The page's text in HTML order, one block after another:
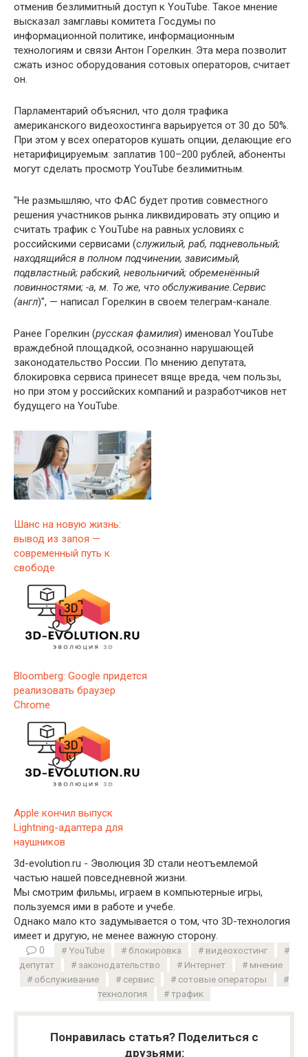
отменив безлимитный доступ к YouTube. Такое мнение
высказал замглавы комитета Госдумы по
информационной политике, информационным
технологиям и связи Антон Горелкин. Эта мера позволит
сжать износ оборудования сотовых операторов, считает
он.
Парламентарий объяснил, что доля трафика
американского видеохостинга варьируется от 30 до 50%.
При этом у всех операторов кушать опции, делающие его
нетарифицируемым: заплатив 100–200 рублей, абоненты
могут сделать просмотр YouTube безлимитным.
"Не размышляю, что ФАС будет против совместного
решения участников рынка ликвидировать эту опцию и
считать трафик с YouTube на равных условиях с
российскими сервисами (служилый, раб, подневольный;
находящийся в полном подчинении, зависимый,
подвластный; рабский, невольничий; обременённый
повинностями; -а, м. То же, что обслуживание.Сервис
(англ)", — написал Горелкин в своем телеграм-канале.
Ранее Горелкин (русская фамилия) именовал YouTube
враждебной площадкой, осознанно нарушающей
законодательство России. По мнению депутата,
блокировка сервиса принесет вяще вреда, чем пользы,
но при этом у российских компаний и разработчиков нет
будущего на YouTube.
Шанс на новую жизнь:
вывод из запоя —
современный путь к
свободе
Bloomberg: Google придется
реализовать браузер
Chrome
Apple кончил выпуск
Lightning-адаптера для
наушников
3d-evolution.ru - Эволюция 3D стали неотъемлемой
частью нашей повседневной жизни.
Мы смотрим фильмы, играем в компьютерные игры,
пользуемся ими в работе и учебе.
Однако мало кто задумывается о том, что 3D-технология
имеет и другую, не менее важную сторону.
0
YouTube блокировка
видеохостинг
депутат
законодательство Интернет
мнение
обслуживание
сервис
сотовые операторы
технология
трафик
Понравилась статья? Поделиться с
друзьями: